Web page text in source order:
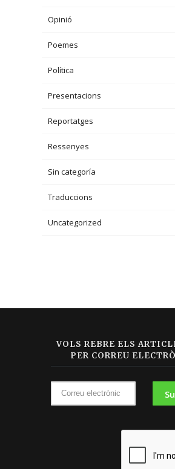
Opinió
Poemes
Política
Presentacions
Reportatges
Ressenyes
Sin categoría
Traduccions
Uncategorized
VOLS REBRE ELS
PER CORREU